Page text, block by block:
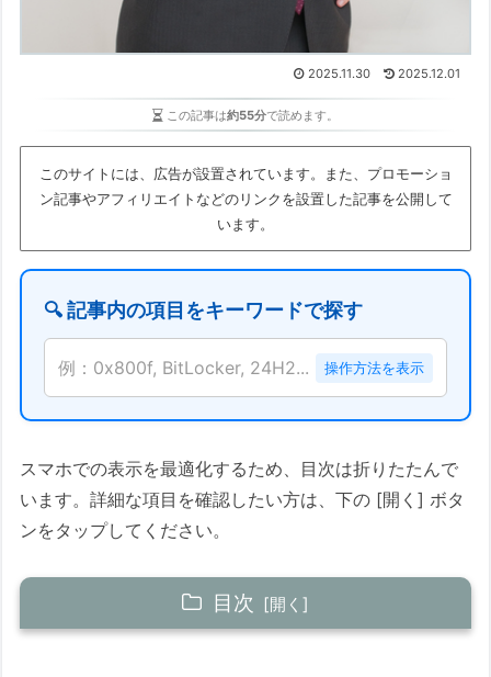
2025.11.30 2025.12.01
この記事は約55分で読めます。
このサイトには、広告が設置されています。また、プロモーショ
ン記事やアフィリエイトなどのリンクを設置した記事を公開して
います。
🔍 記事内の項目をキーワードで探す
例：0x800f, BitLocker, 24H2... 操作方法を表示
スマホでの表示を最適化するため、目次は折りたたんで
います。詳細な項目を確認したい方は、下の [開く] ボタ
ンをタップしてください。
目次